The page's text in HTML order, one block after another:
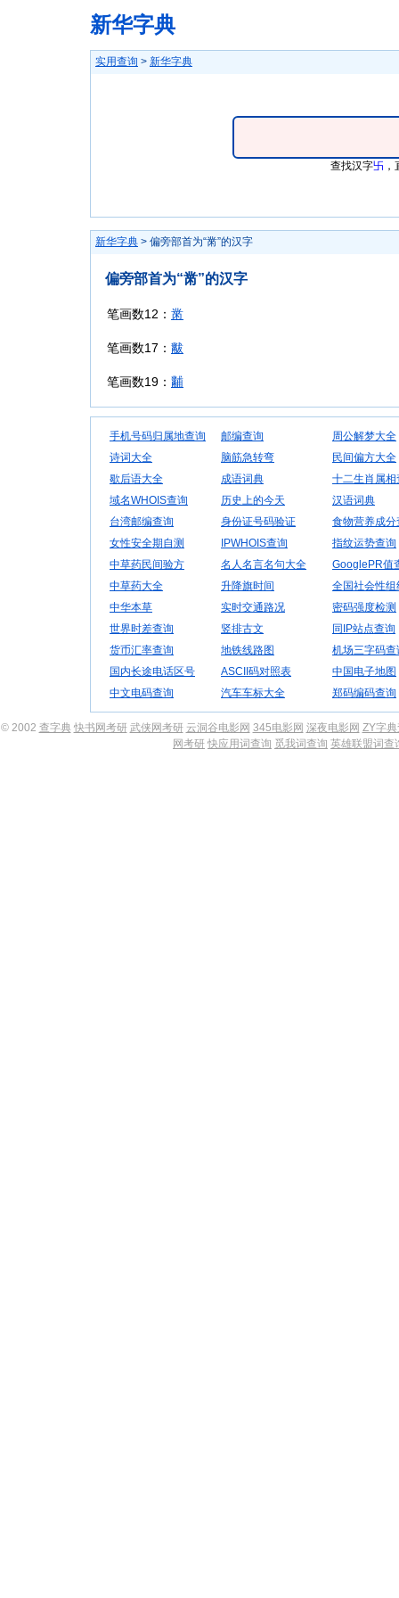
新华字典
实用查询 > 新华字典
查找汉字卐
新华字典 > 偏旁部首为“黹”的汉字
偏旁部首为“黹”的汉字
笔画数12： 黹
笔画数17： 黻
笔画数19： 黼
手机号码归属地查询 邮编查询
周公解梦大全
诗词大全
脑筋急转弯
民间偏方大全
歇后语大全
成语词典
十二生肖属相
域名WHOIS查询
历史上的今天
汉语词典
台湾邮编查询
身份证号码验证
食物营养成分
女性安全期自测
IPWHOIS查询
指纹运势查询
中草药民间验方
名人名言名句大全
GooglePR值
中草药大全
升降旗时间
全国社会性组
中华本草
实时交通路况
密码强度检测
世界时差查询
竖排古文
同IP站点查询
货币汇率查询
地铁线路图
机场三字码查
国内长途电话区号
ASCII码对照表
中国电子地图
中文电码查询
汽车车标大全 郑码编码查询
© 2002 查字典 快书网考研 武侠网考研 云洞谷电影网 345电影网 深夜电影网 ZY字
网考研 快应用词查询 觅我词查询 英雄联盟词查